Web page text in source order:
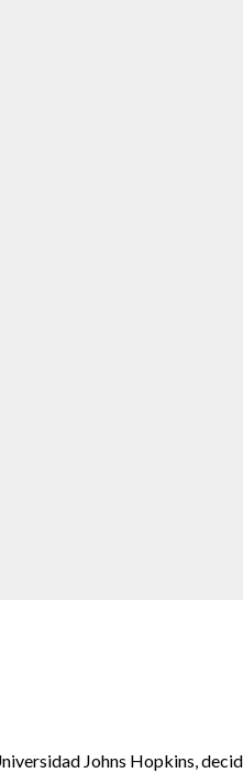
Johns Hopkins,